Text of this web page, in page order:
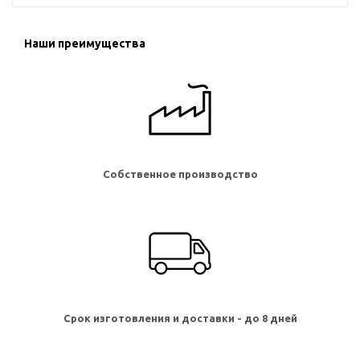
Наши преимущества
Собственное производство
Срок изготовления и доставки - до 8 дней